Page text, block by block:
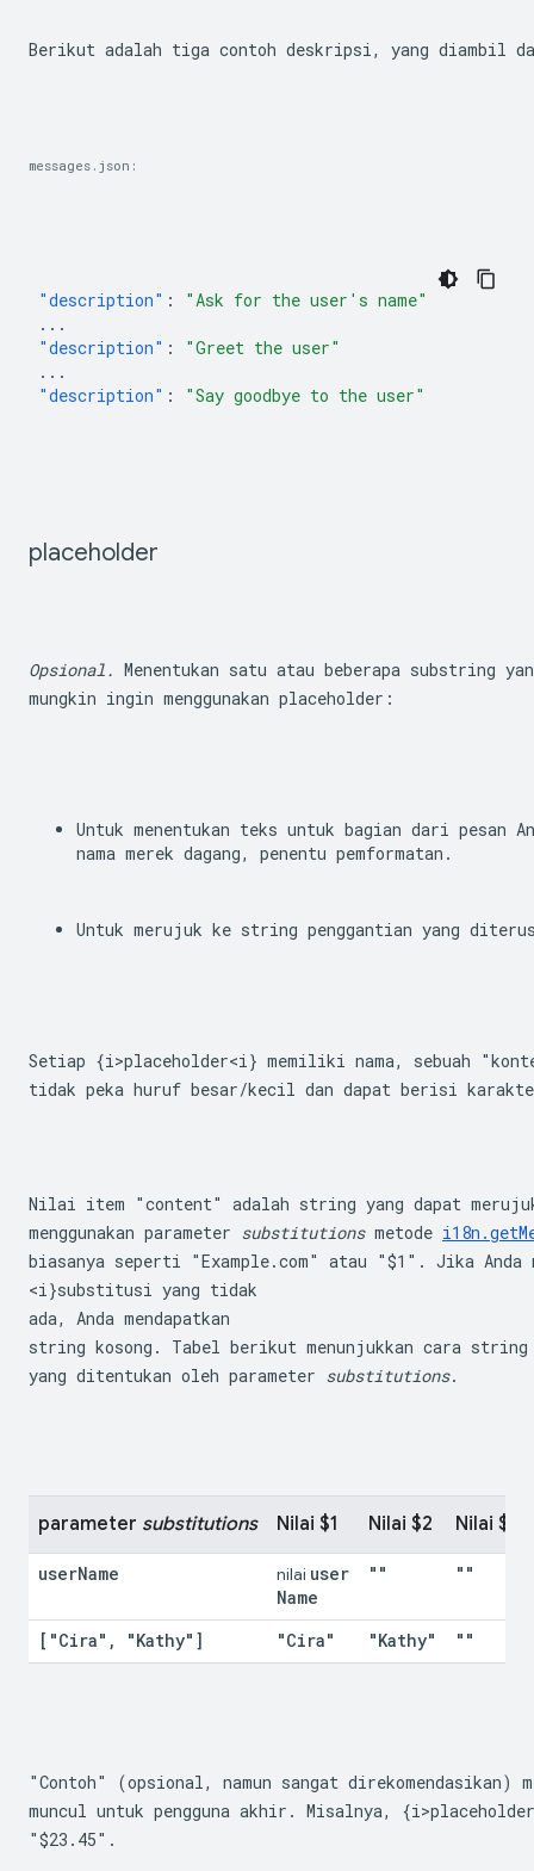
Berikut adalah tiga contoh deskripsi, yang diambil
messages.json:
"description" :
"Ask for the user's name"
...
"description" :
"Greet the user"
...
"description" : "Say goodbye to the user"
placeholder
Opsional. Menentukan satu atau beberapa substring
mungkin ingin menggunakan placeholder:
Untuk menentukan teks untuk bagian dari pesan
nama merek dagang, penentu pemformatan.
Untuk merujuk ke string penggantian yang
Setiap {i>placeholder<i} memiliki nama, sebuah
tidak peka huruf besar/kecil dan dapat berisi
Nilai item "content" adalah string yang dapat
menggunakan parameter substitutions metode
biasanya seperti "Example.com" atau "$1". Jika
<i}substitusi yang tidak
ada, Anda mendapatkan
string kosong. Tabel berikut menunjukkan cara
yang ditentukan oleh parameter substitutions.
parameter substitutions Nilai $1 Nilai $2 Nilai $3
userName nilai user
Name
"" ""
["Cira" , "Kathy"] "Cira" "Kathy" ""
"Contoh" (opsional, namun sangat direkomendasikan)
"$23.45" .